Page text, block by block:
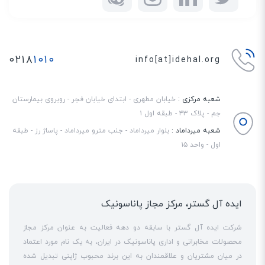
و دستگاه پایه بستگی دارد. هر چقدر این فاصله کمتر باشد، انتشار اشعه کاهش
info[at]idehal.org ۰۲۱۸۱۰۱۰
شعبه مرکزی : خیابان مطهری - ابتدای خیابان فجر - روبروی بیمارستان
جم - پلاک ۴۳ - طبقه اول ۱
شعبه میرداماد : بلوار میرداماد - جنب مترو میرداماد - پاساژ رز - طبقه
اول - واحد ۱۵
ایده آل گستر، مرکز مجاز پاناسونیک
شرکت ایده آل گستر با سابقه دو دهه فعالیت به عنوان مرکز مجاز
محصولات مخابراتی و اداری پاناسونیک در ایران، به یک نام مورد اعتماد
در میان مشتریان و علاقمندان به این برند محبوب ژاپنی تبدیل شده